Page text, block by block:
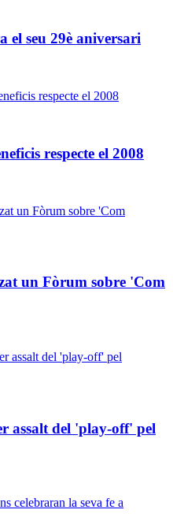
el seu 29è aniversari
respecte el 2008
un Fòrum sobre 'Com
assalt del 'play-off' pel